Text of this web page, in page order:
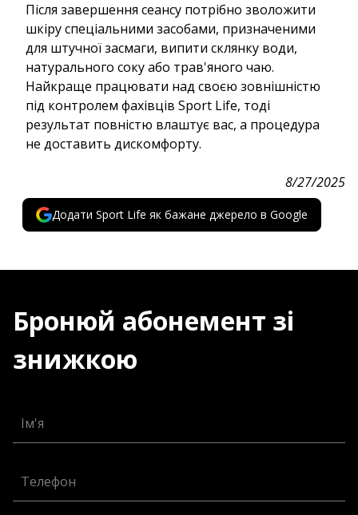
Після завершення сеансу потрібно зволожити
шкіру спеціальними засобами, призначеними
для штучної засмаги, випити склянку води,
натурального соку або трав'яного чаю.
Найкраще працювати над своєю зовнішністю
під контролем фахівців Sport Life, тоді
результат повністю влаштує вас, а процедура
не доставить дискомфорту.
8/27/2025
Додати Sport Life як бажане джерело в Google
Бронюй абонемент зі
знижкою
Ім'я
Телефон